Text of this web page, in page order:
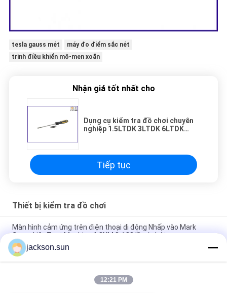
tesla gauss mét
máy đo điểm sắc nét
trình điều khiển mô-men xoắn
Nhận giá tốt nhất cho
Dụng cụ kiểm tra đồ chơi chuyên
nghiệp 1.5LTDK 3LTDK 6LTDK
Tiếp tục
Thiết bị kiểm tra đồ chơi
Màn hình cảm ứng trên điện thoại di động Nhấp vào Mark
Cross Life Test Machine 1.3NM 0-180 lần / phút
ISO 8124-4 6.3 Đồ chơi Rào và Tay vịn Máy Kiểm tra Độ mạnh
Động lực
IS 9873-4 ISO 8124-4 6.1.2 Tháo dỡ và Đồ chơi Hoạt động Đồ
jackson.sun
12:21 PM